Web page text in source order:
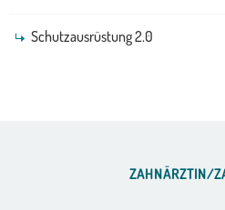
Schutzausrüstung 2.0
ZAHNÄRZTIN/